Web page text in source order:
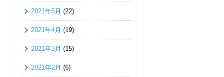
2021年5月 (22)
2021年4月 (19)
2021年3月 (15)
2021年2月 (6)